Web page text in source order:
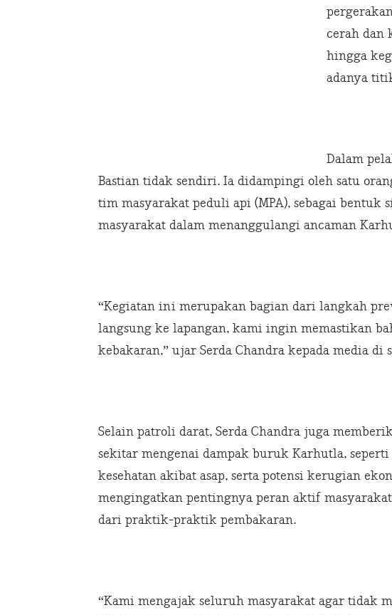
cerah dan
hingga
adanya
Dalam
Bastian tidak sendiri. Ia didampingi oleh satu
tim masyarakat peduli api (MPA), sebagai bentuk
masyarakat dalam menanggulangi ancaman
“Kegiatan ini merupakan bagian dari langkah
langsung ke lapangan, kami ingin memastikan
kebakaran,” ujar Serda Chandra kepada media di
Selain patroli darat, Serda Chandra juga
sekitar mengenai dampak buruk Karhutla,
kesehatan akibat asap, serta potensi kerugian
mengingatkan pentingnya peran aktif
dari praktik-praktik pembakaran.
“Kami mengajak seluruh masyarakat agar tidak